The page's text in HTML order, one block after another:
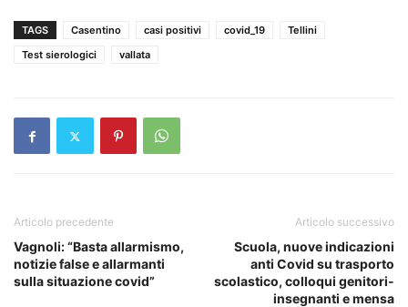
TAGS Casentino casi positivi covid_19
Tellini
Test sierologici
vallata
Articolo precedente
Vagnoli: “Basta allarmismo,
notizie false e allarmanti
sulla situazione covid”
Articolo successivo
Scuola, nuove indicazioni
anti Covid su trasporto
scolastico, colloqui genitori-
insegnanti e mensa